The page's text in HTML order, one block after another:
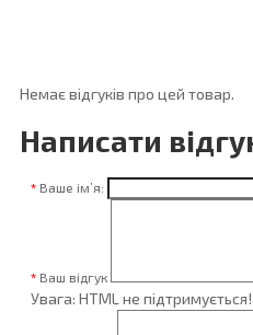
Немає відгуків про цей товар.
Написати
Ваше ім’я:
Ваш відгук
Увага: HTML не підтримується!